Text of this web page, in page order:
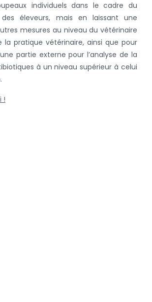
individuels dans le cadre du
des éleveurs, mais en laissant une
mesures au niveau du vétérinaire
la pratique vétérinaire, ainsi que pour
partie externe pour l’analyse de la
à un niveau supérieur à celui
!